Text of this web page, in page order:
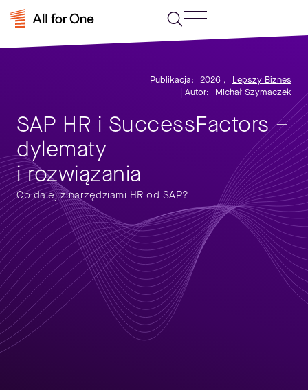
Publikacja: 2026 ,
Lepszy Biznes
| Autor:
Michał Szymaczek
SAP HR i SuccessFactors –
dylematy
i rozwiązania
Co dalej z narzędziami HR od SAP?